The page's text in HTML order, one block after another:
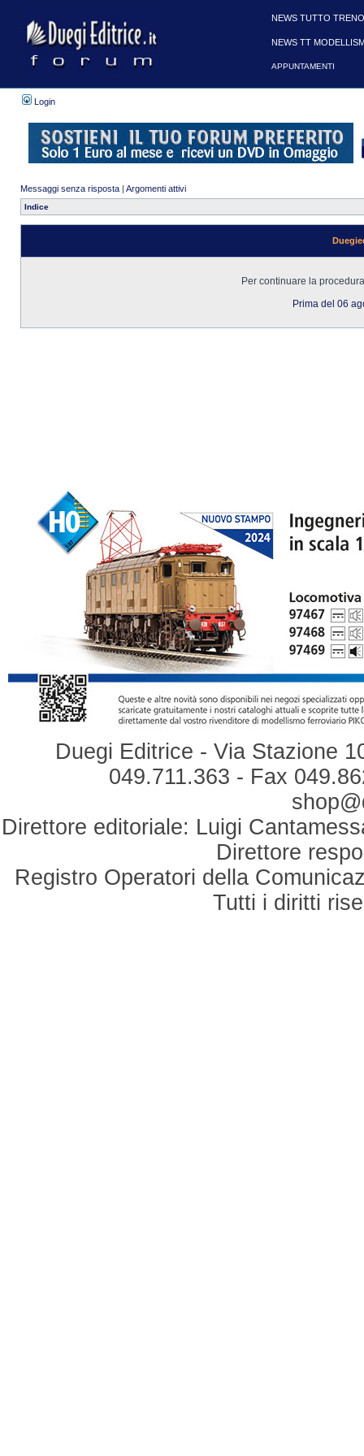
Login
Messaggi senza risposta | Argomenti attivi
Indice
Per continuare la
Prima del 06
Duegi Editrice - Via Stazione
049.711.363 - Fax
Direttore editoriale: Luigi
Direttore
Registro Operatori della
Tutti i diritti
NEWS TUTTO
NEWS TT
APPUNTAMENTI